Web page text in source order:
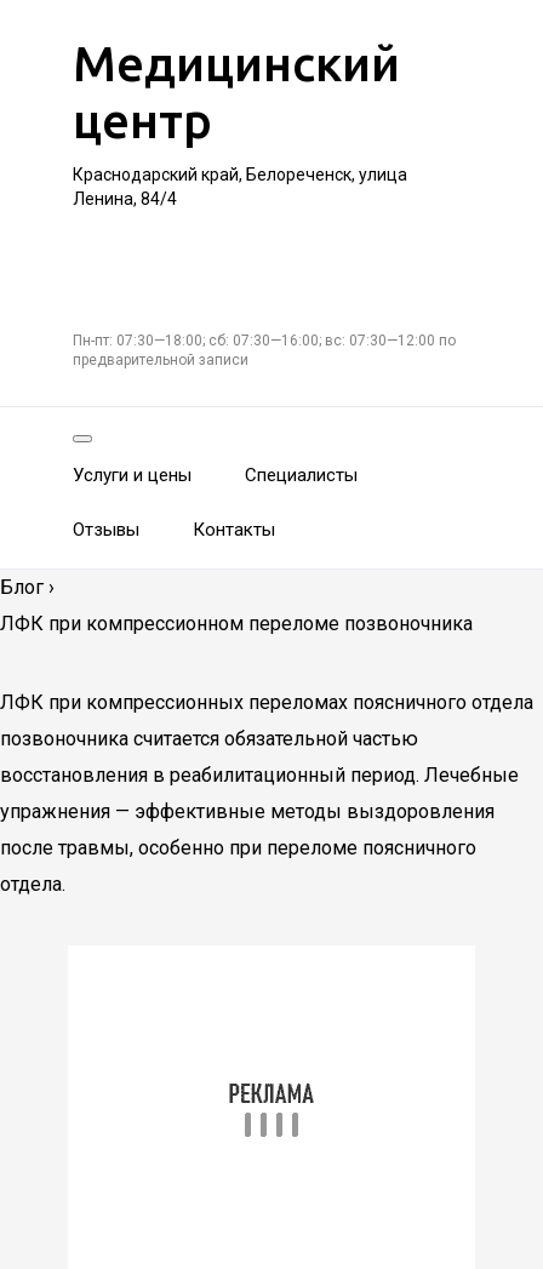
Медицинский
центр
Краснодарский край, Белореченск, улица
Ленина, 84/4
Пн-пт: 07:30—18:00; сб: 07:30—16:00; вс: 07:30—12:00 по
предварительной записи
Услуги и цены Специалисты
Отзывы Контакты
Блог ›
ЛФК при компрессионном переломе позвоночника
ЛФК при компрессионных переломах поясничного отдела
позвоночника считается обязательной частью
восстановления в реабилитационный период. Лечебные
упражнения — эффективные методы выздоровления
после травмы, особенно при переломе поясничного
отдела.